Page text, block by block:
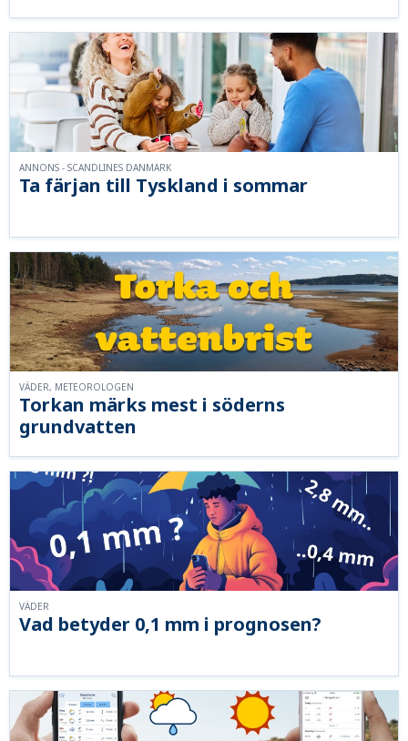
Ta färjan till Tyskland i sommar
ANNONS - SCANDLINES DANMARK
Torkan märks mest i söderns
grundvatten
VÄDER, METEOROLOGEN
Vad betyder 0,1 mm i prognosen?
VÄDER